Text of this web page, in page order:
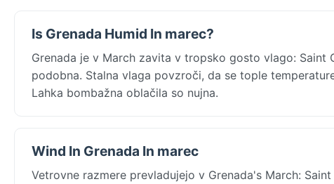
Is Grenada Humid In marec?
Grenada je v March zavita v tropsko gosto vlago:
podobna. Stalna vlaga povzroči, da se tople
Lahka bombažna oblačila so nujna.
Wind In Grenada In marec
Vetrovne razmere prevladujejo v Grenada's March: